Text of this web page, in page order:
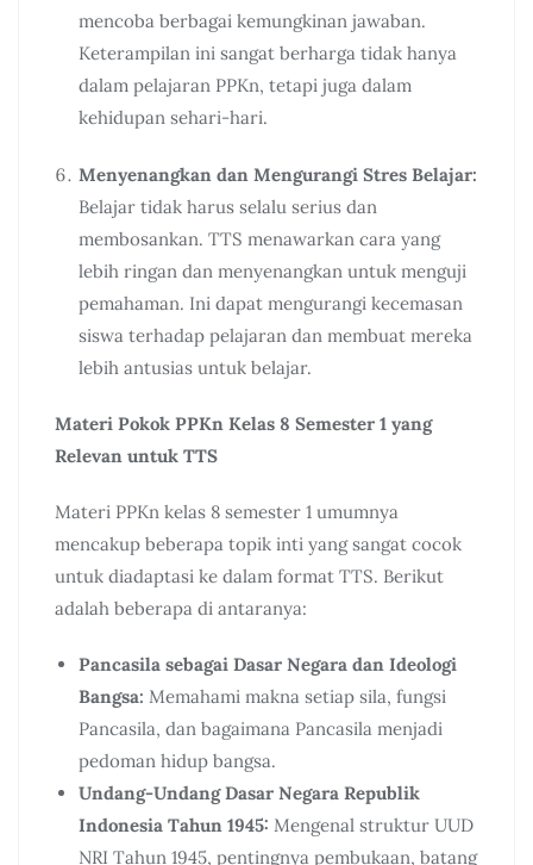
mencoba berbagai kemungkinan jawaban.
Keterampilan ini sangat berharga tidak hanya
dalam pelajaran PPKn, tetapi juga dalam
kehidupan sehari-hari.
Menyenangkan dan Mengurangi Stres Belajar:
Belajar tidak harus selalu serius dan
membosankan. TTS menawarkan cara yang
lebih ringan dan menyenangkan untuk menguji
pemahaman. Ini dapat mengurangi kecemasan
siswa terhadap pelajaran dan membuat mereka
lebih antusias untuk belajar.
Materi Pokok PPKn Kelas 8 Semester 1 yang
Relevan untuk TTS
Materi PPKn kelas 8 semester 1 umumnya
mencakup beberapa topik inti yang sangat cocok
untuk diadaptasi ke dalam format TTS. Berikut
adalah beberapa di antaranya:
Pancasila sebagai Dasar Negara dan Ideologi
Bangsa: Memahami makna setiap sila, fungsi
Pancasila, dan bagaimana Pancasila menjadi
pedoman hidup bangsa.
Undang-Undang Dasar Negara Republik
Indonesia Tahun 1945: Mengenal struktur UUD
NRI Tahun 1945, pentingnya pembukaan, batang